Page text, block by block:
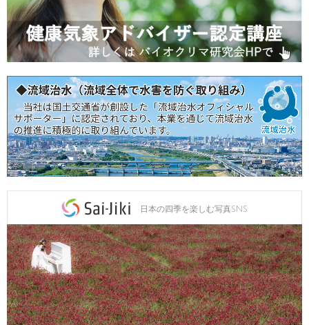
日本の四季を楽しむ写真SNS